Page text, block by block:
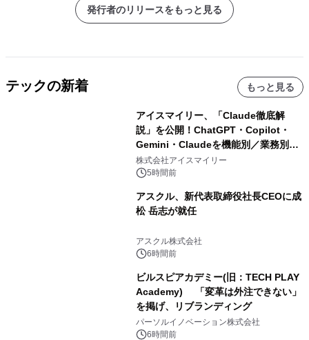
発行者のリリースをもっと見る
テックの新着 もっと見る
アイスマイリー、「Claude徹底解
説」を公開！ChatGPT・Copilot・
Gemini・Claudeを機能別／業務別に
比較―自社に合う生成AIの選び方がわ
かる実践ガイド
株式会社アイスマイリー
5時間前
アスクル、新代表取締役社長CEOに成
松 岳志が就任
アスクル株式会社
6時間前
ビルスピアカデミー(旧：TECH PLAY
Academy) 「変革は外注できない」
を掲げ、リブランディング
パーソルイノベーション株式会社
6時間前